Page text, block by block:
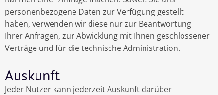
personenbezogene Daten zur Verfügung gestellt
haben, verwenden wir diese nur zur Beantwortung
Ihrer Anfragen, zur Abwicklung mit Ihnen geschlossener
Verträge und für die technische Administration.
Auskunft
Jeder Nutzer kann jederzeit Auskunft darüber